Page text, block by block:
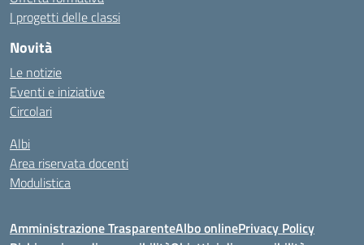
I progetti delle classi
Novità
Le notizie
Eventi e iniziative
Circolari
Albi
Area riservata docenti
Modulistica
Amministrazione TrasparenteAlbo onlinePrivacy Policy